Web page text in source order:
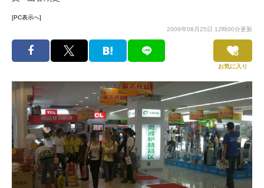
[PC表示へ]
2009年08月25日 12時00分更新
お気に入り